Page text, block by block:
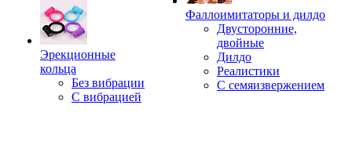
Эрекционные
кольца
Без вибрации
С вибрацией
Фаллоимитаторы и дилдо
Двусторонние,
двойные
Дилдо
Реалистики
С семяизвержением